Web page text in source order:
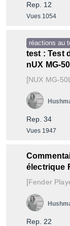
Rep. 12
Vues 1054
réactions au
test : Test
nUX MG-
[NUX MG-
Rep. 34
Vues 1947
électrique
[Fender
Rep. 22